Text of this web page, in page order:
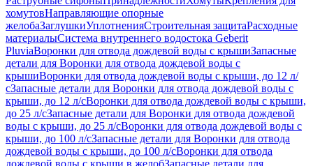
хомутовНаправляющие опорные
желобаЗаглушкиУплотненияСтроительная защитаРасходные
материалыСистема внутреннего водостока Geberit
PluviaВоронки для отвода дождевой воды с крышиЗапасные
детали для Воронки для отвода дождевой воды с
крышиВоронки для отвода дождевой воды с крыши, до 12 л/
сЗапасные детали для Воронки для отвода дождевой воды с
крыши, до 12 л/сВоронки для отвода дождевой воды с крыши,
до 25 л/сЗапасные детали для Воронки для отвода дождевой
воды с крыши, до 25 л/сВоронки для отвода дождевой воды с
крыши, до 100 л/сЗапасные детали для Воронки для отвода
дождевой воды с крыши, до 100 л/сВоронки для отвода
дождевой воды с крыши в желобЗапасные детали для